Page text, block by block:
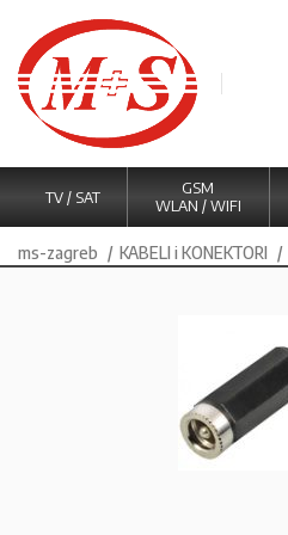
TV / SAT
GSM
WLAN / WIFI
ms-zagreb KABELI i KONEKTORI